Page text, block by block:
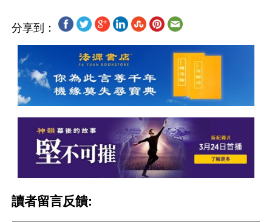
分享到：
讀者留言反饋: